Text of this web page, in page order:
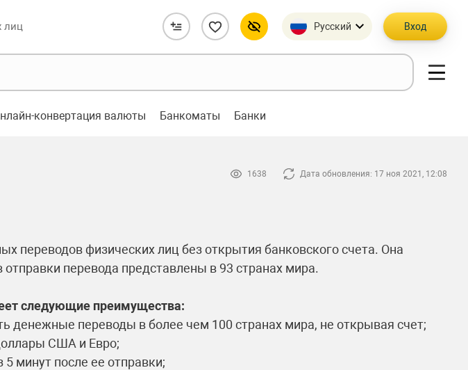
лиц Русский Вход
конвертация валюты Банкоматы Банки
1638 Дата обновления: 17 ноя 2021, 12:08
переводов физических лиц без открытия банковского счета. Она
перевода представлены в 93 странах мира.
следующие преимущества:
денежные переводы в более чем 100 странах мира, не открывая счет;
США и Евро;
минут после ее отправки;